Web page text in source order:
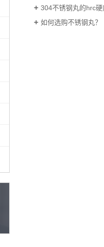
304不锈钢丸的hrc硬
如何选购不锈钢丸？